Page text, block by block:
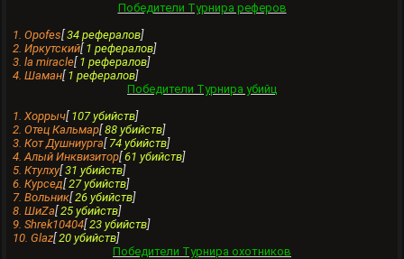
Победители Турнира реферов
1. Opofes[ 34 рефералов]
2. Иркутский[ 1 рефералов]
3. la miracle[ 1 рефералов]
4. Шамaн[ 1 рефералов]
Победители Турнира убийц
1. Хоррыч[ 107 убийств]
2. Отец Кальмар[ 88 убийств]
3. Кот Душниурга[ 74 убийств]
4. Алый Инквизитор[ 61 убийств]
5. Ктулху[ 31 убийств]
6. Курсед[ 27 убийств]
7. Вольник[ 26 убийств]
8. ШиZa[ 25 убийств]
9. Shrek10404[ 23 убийств]
10. Glaz[ 20 убийств]
Победители Турнира охотников